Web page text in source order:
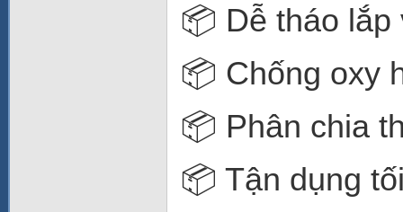
📦 Dễ tháo lắp
📦 Chống oxy
📦 Phân chia
📦 Tận dụng